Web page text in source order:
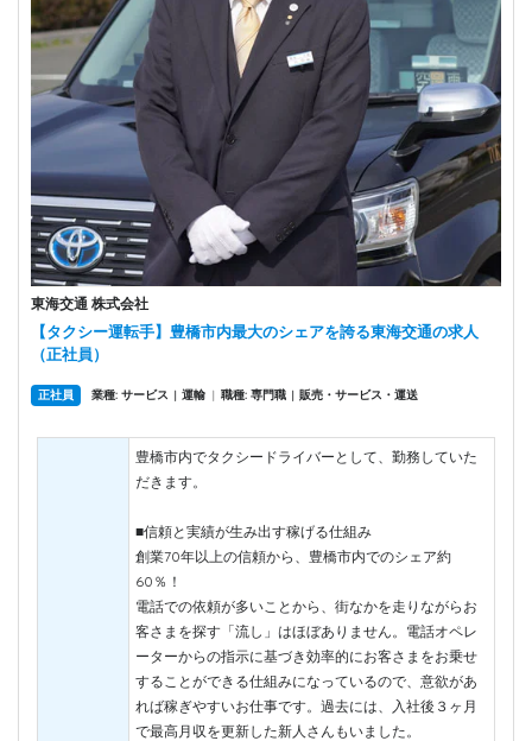
東海交通 株式会社
【タクシー運転手】豊橋市内最大のシェアを誇る東海交通の求人
（正社員）
正社員 業種: サービス | 運輸 | 職種: 専門職 | 販売・サービス・運送
豊橋市内でタクシードライバーとして、勤務していた
だきます。
■信頼と実績が生み出す稼げる仕組み
創業70年以上の信頼から、豊橋市内でのシェア約
60％！
電話での依頼が多いことから、街なかを走りながらお
客さまを探す「流し」はほぼありません。電話オペレ
ーターからの指示に基づき効率的にお客さまをお乗せ
することができる仕組みになっているので、意欲があ
れば稼ぎやすいお仕事です。過去には、入社後３ヶ月
で最高月収を更新した新人さんもいました。